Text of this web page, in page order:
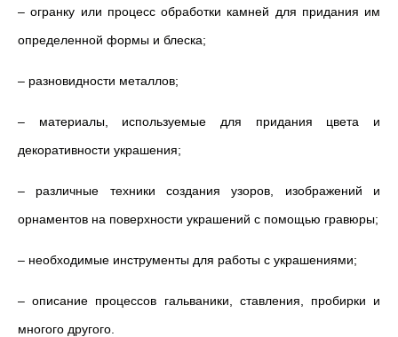
– огранку или процесс обработки камней для придания им
определенной формы и блеска;
– разновидности металлов;
– материалы, используемые для придания цвета и
декоративности украшения;
– различные техники создания узоров, изображений и
орнаментов на поверхности украшений с помощью гравюры;
– необходимые инструменты для работы с украшениями;
– описание процессов гальваники, ставления, пробирки и
многого другого.